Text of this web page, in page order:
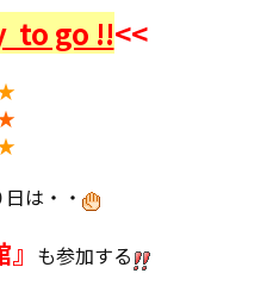
to go !!<<
は・・
も参加する